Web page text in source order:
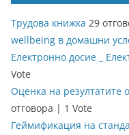
Трудова книжка 29
wellbeing в домашни
Електронно досие _
Vote
Оценка на резултатите
отговора | 1 Vote
Геймификация на